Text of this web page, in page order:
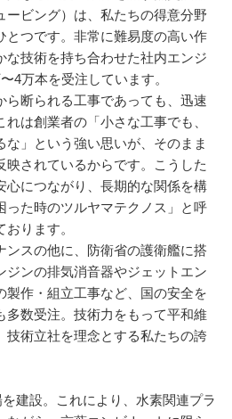
ービング）は、私たちの得意分野
とつです。非常に難易度の高い作
な技術を持ち合わせた社内エンジ
4万本を受注しています。
ら断られる工事であっても、迅速
は創業者の「小さな工事でも、
な」という強い思いが、そのまま
映されているからです。こうした
心につながり、長期的な関係を構
った時のツルヤマテクノス」と呼
ります。
ンスの他に、防衛省の護衛艦に搭
ジンの排気消音器やジェットエン
製作・組立工事など、国の安全を
多数受注。技術力をもって平和維
技術立社を理念とする私たちの誇
建設。これにより、水素関連プラ